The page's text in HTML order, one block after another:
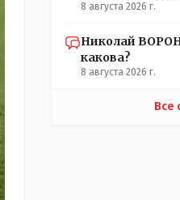
8 августа 2026 г.
Николай
какова?
8 августа 2026 г.
Все